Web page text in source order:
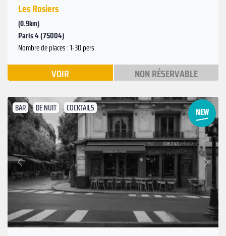
Les Rosiers
(0.9km)
Paris 4 (75004)
Nombre de places : 1-30 pers.
VOIR NON RÉSERVABLE
BAR DE NUIT COCKTAILS
Précédent
Suivant